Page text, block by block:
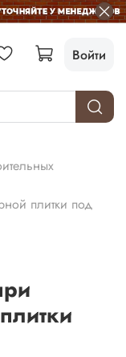
Войти
плитки под